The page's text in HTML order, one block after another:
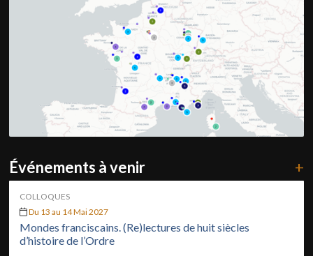
Événements à venir +
COLLOQUES
Du 13 au 14 Mai 2027
Mondes franciscains. (Re)lectures de huit siècles
d’histoire de l’Ordre